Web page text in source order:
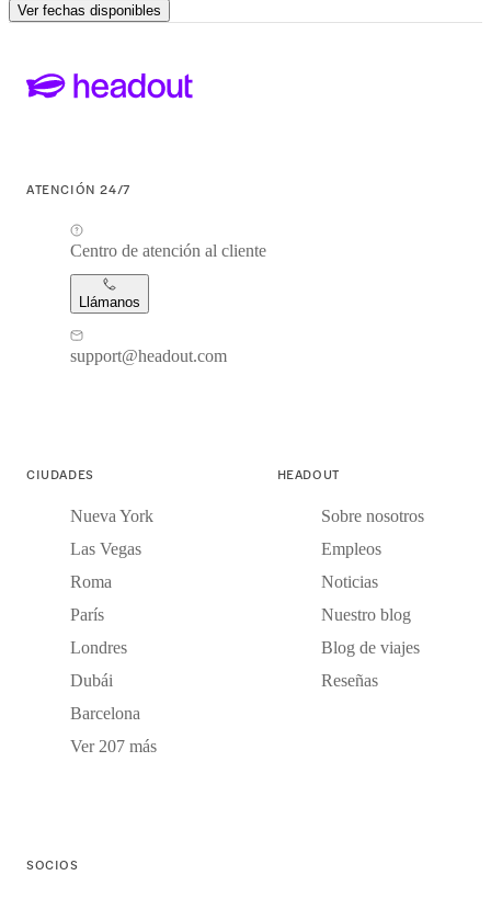
Ver fechas disponibles
ATENCIÓN 24/7
Centro de atención al cliente
Llámanos
support@headout.com
CIUDADES
Nueva York
Las Vegas
Roma
París
Londres
Dubái
Barcelona
Ver 207 más
HEADOUT
Sobre nosotros
Empleos
Noticias
Nuestro blog
Blog de viajes
Reseñas
SOCIOS